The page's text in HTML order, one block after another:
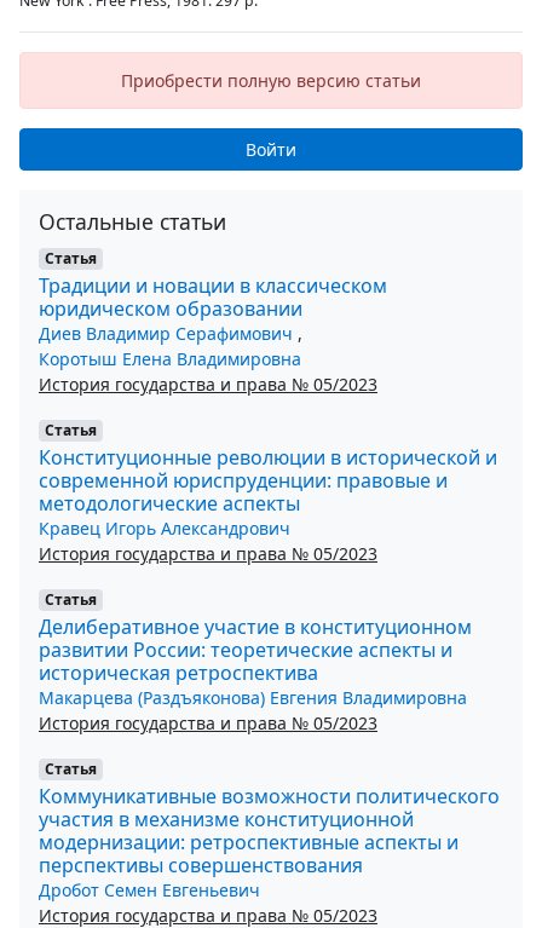
Приобрести полную версию статьи
Войти
Остальные статьи
Статья
Традиции и новации в классическом
юридическом образовании
Диев Владимир Серафимович ,
Коротыш Елена Владимировна
История государства и права № 05/2023
Статья
Конституционные революции в исторической и
современной юриспруденции: правовые и
методологические аспекты
Кравец Игорь Александрович
История государства и права № 05/2023
Статья
Делиберативное участие в конституционном
развитии России: теоретические аспекты и
историческая ретроспектива
Макарцева (Раздъяконова) Евгения Владимировна
История государства и права № 05/2023
Статья
Коммуникативные возможности политического
участия в механизме конституционной
модернизации: ретроспективные аспекты и
перспективы совершенствования
Дробот Семен Евгеньевич
История государства и права № 05/2023